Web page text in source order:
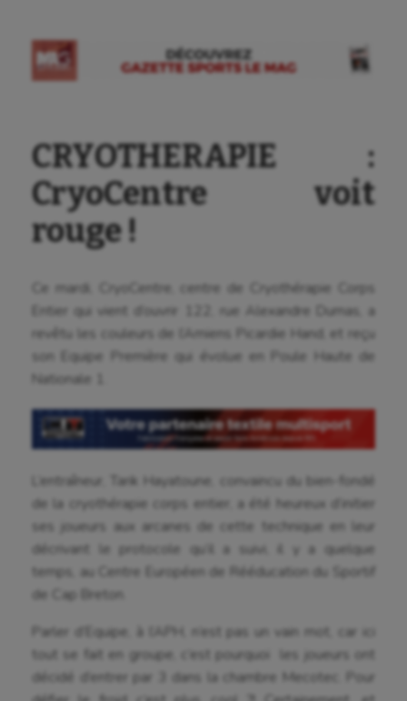
Aéronautique
Athlétisme
Auto
Aviron
Balle à la main
CRYOTHERAPIE :
CryoCentre voit
rouge !
Ce mardi, CryoCentre, centre de Cryothérapie Corps
Entier qui vient d’ouvrir 122, rue Alexandre Dumas, a
revêtu les couleurs de l’Amiens Picardie Hand, et reçu
son Equipe Première qui évolue en Poule Haute de
Nationale 1.
L’entraîneur, Tarik Hayatoune, convaincu du bien-fondé
de la cryothérapie corps entier, a été heureux d’initier
ses joueurs aux arcanes de cette technique en leur
décrivant le protocole qu’il a suivi, il y a quelque
temps, au Centre Européen de Rééducation du Sportif
de Cap Breton.
Parler d’Equipe, à l’APH, n’est pas un vain mot, car ici
tout se fait en groupe, c’est pourquoi les joueurs ont
décidé d’entrer par 3 dans la chambre Mecotec. Pour